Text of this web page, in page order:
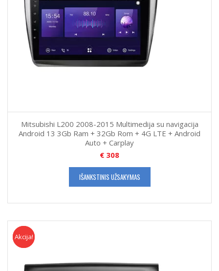
Mitsubishi L200 2008-2015 Multimedija su navigacija
Android 13 3Gb Ram + 32Gb Rom + 4G LTE + Android
Auto + Carplay
€ 308
IŠANKSTINIS UŽSAKYMAS
Akcija
Akcija!